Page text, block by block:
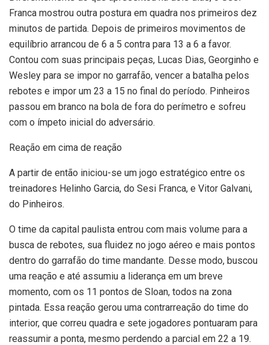
Franca mostrou outra postura em quadra nos primeiros dez
minutos de partida. Depois de primeiros movimentos de
equilíbrio arrancou de 6 a 5 contra para 13 a 6 a favor.
Contou com suas principais peças, Lucas Dias, Georginho e
Wesley para se impor no garrafão, vencer a batalha pelos
rebotes e impor um 23 a 15 no final do período. Pinheiros
passou em branco na bola de fora do perímetro e sofreu
com o ímpeto inicial do adversário.
Reação em cima de reação
A partir de então iniciou-se um jogo estratégico entre os
treinadores Helinho Garcia, do Sesi Franca, e Vitor Galvani,
do Pinheiros.
O time da capital paulista entrou com mais volume para a
busca de rebotes, sua fluidez no jogo aéreo e mais pontos
dentro do garrafão do time mandante. Desse modo, buscou
uma reação e até assumiu a liderança em um breve
momento, com os 11 pontos de Sloan, todos na zona
pintada. Essa reação gerou uma contrarreação do time do
interior, que correu quadra e sete jogadores pontuaram para
reassumir a ponta, mesmo perdendo a parcial em 22 a 19.